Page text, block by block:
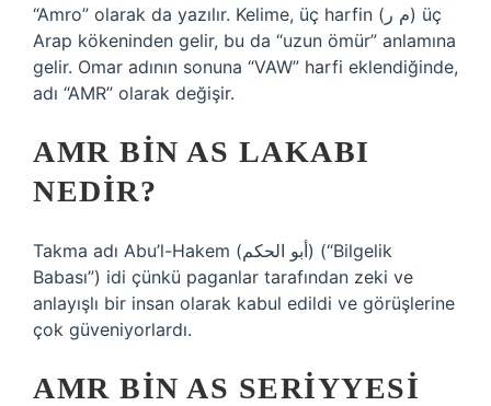
“Amro” olarak da yazılır. Kelime, üç harfin (م ر) üç
Arap kökeninden gelir, bu da “uzun ömür” anlamına
gelir. Omar adının sonuna “VAW” harfi eklendiğinde,
adı “AMR” olarak değişir.
AMR BIN AS LAKABI
NEDIR?
Takma adı Abu’l-Hakem (أبو الحكم) (“Bilgelik
Babası”) idi çünkü paganlar tarafından zeki ve
anlayışlı bir insan olarak kabul edildi ve görüşlerine
çok güveniyorlardı.
AMR BIN AS SERIYYESI